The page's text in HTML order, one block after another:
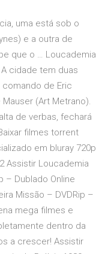
uma está sob o
e a outra de
que o … Loucademia
cidade tem duas
de Eric
(Art Metrano).
de verbas, fechará
filmes torrent
em bluray 720p
Assistir Loucademia
– Dublado Online
Missão – DVDRip –
mega filmes e
dentro da
a crescer! Assistir